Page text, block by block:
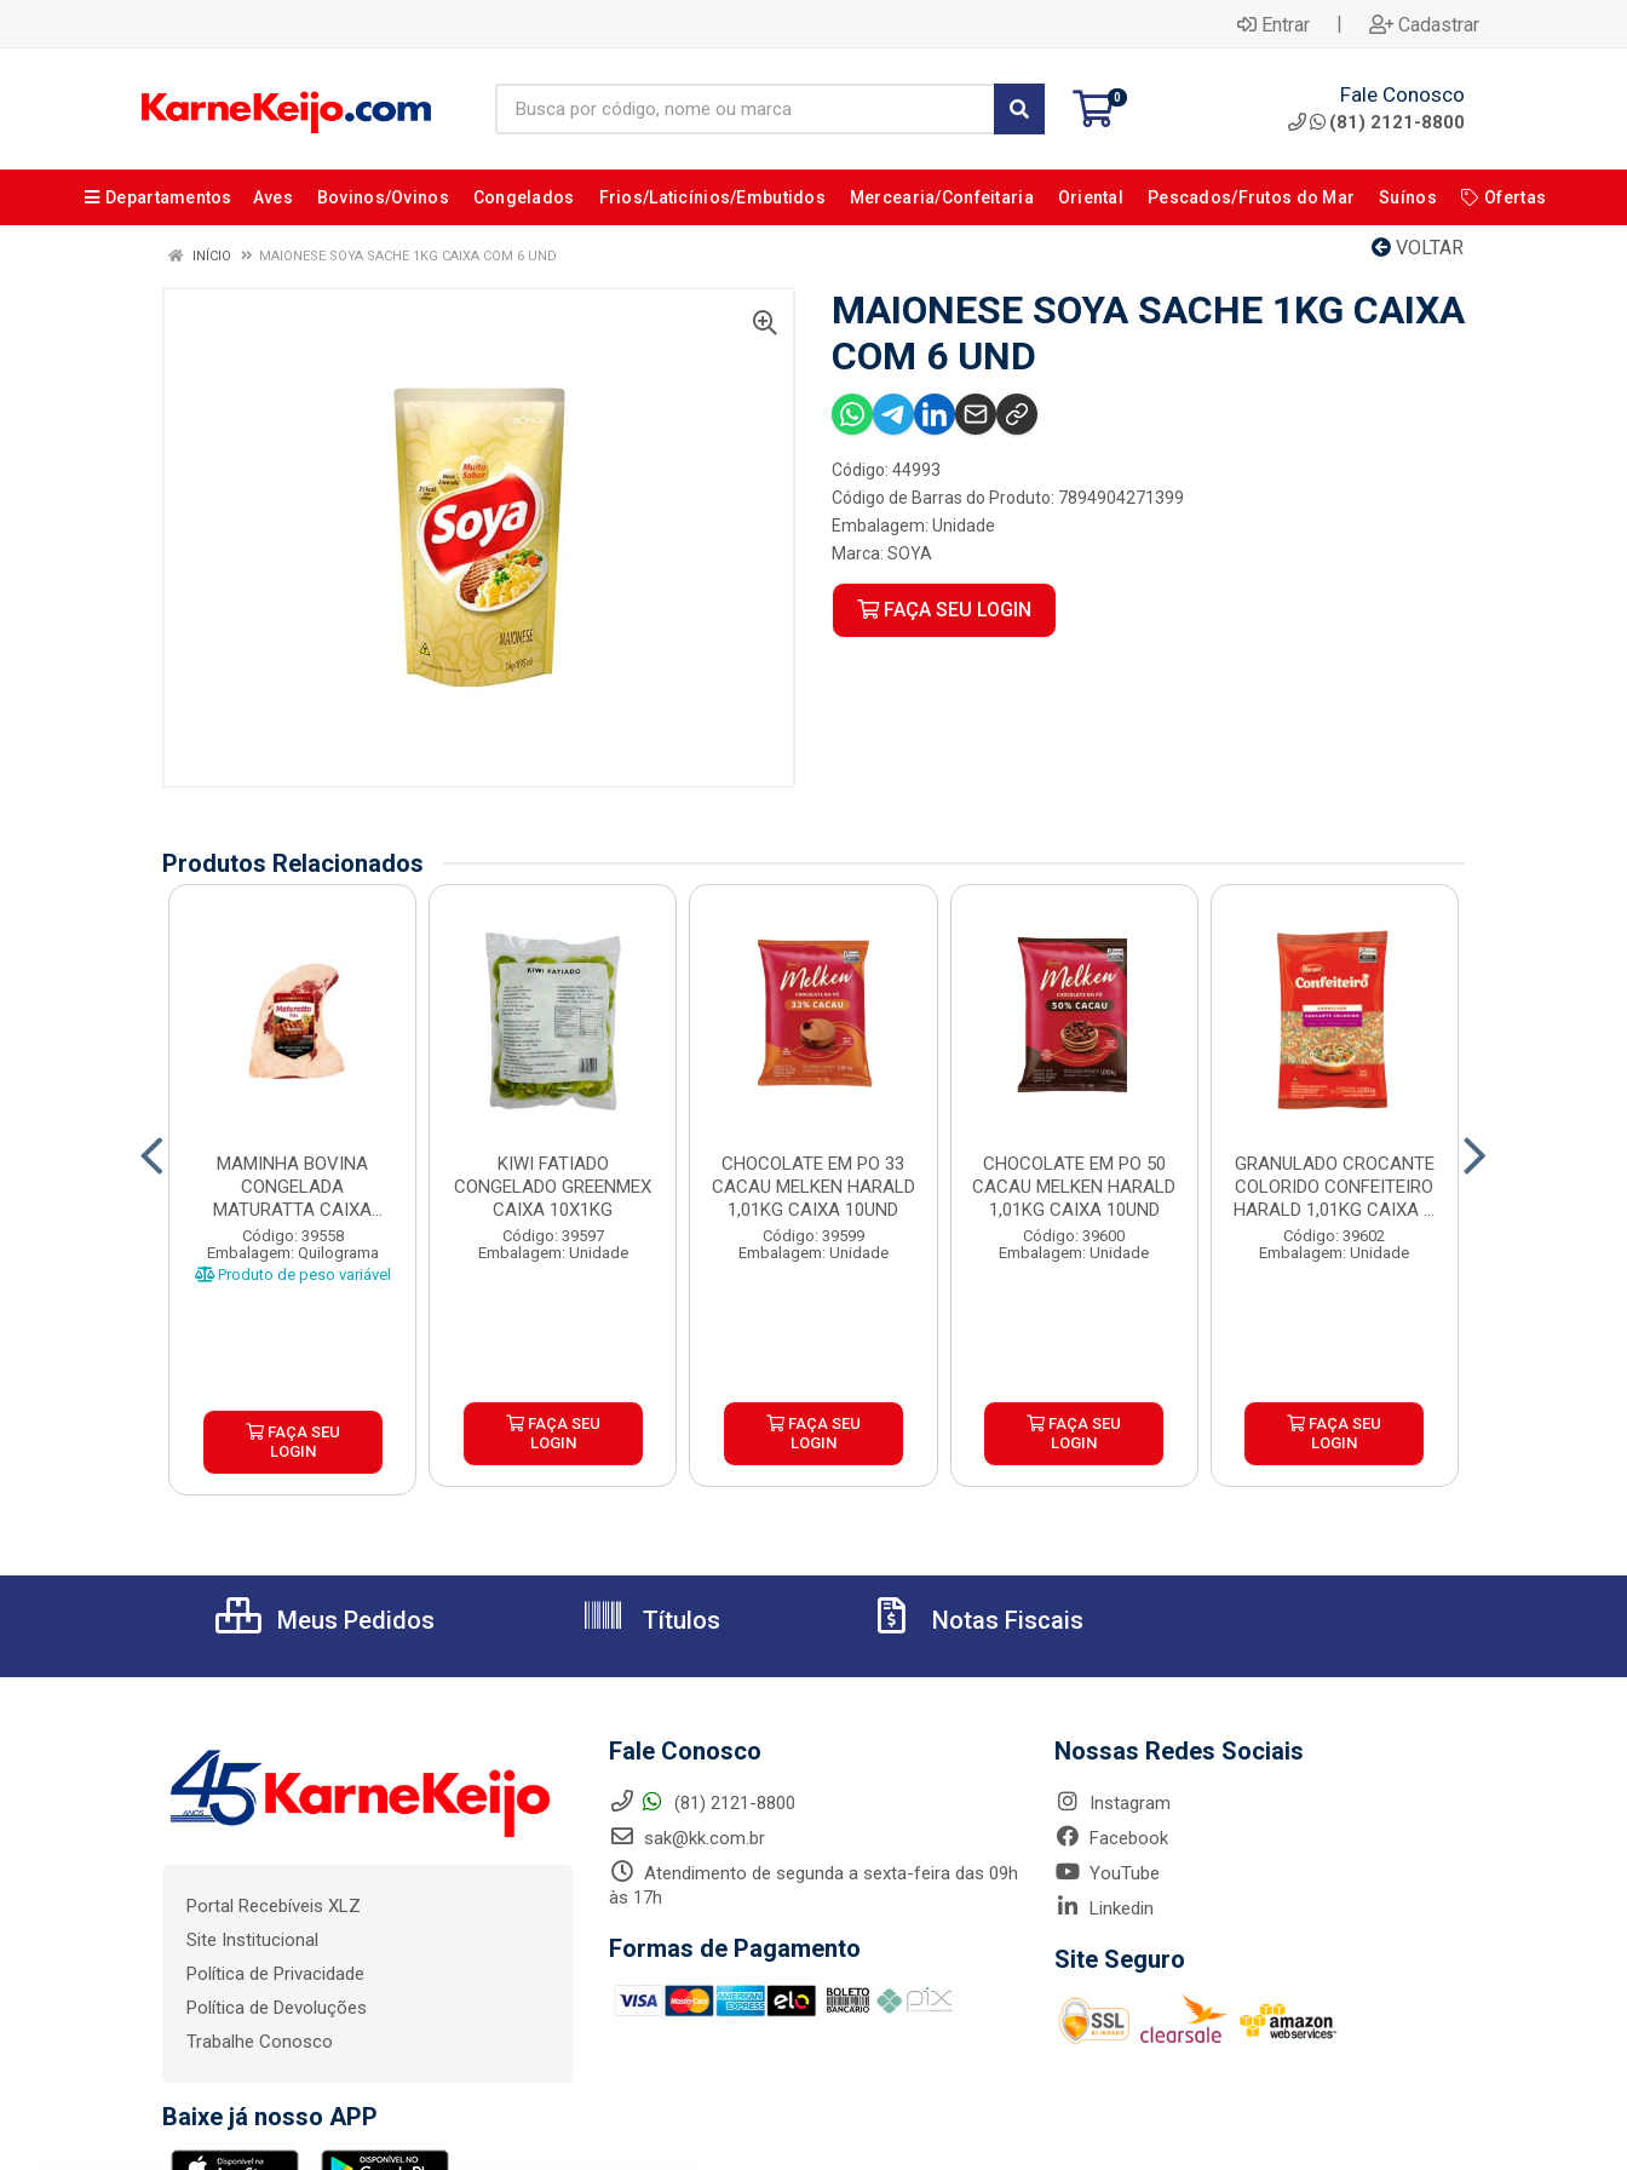
Entrar | Cadastrar
0 Fale Conosco
(81) 2121-8800
Departamentos Aves Bovinos/Ovinos Congelados Frios/Laticínios/Embutidos Mercearia/Confeitaria Oriental Pescados/Frutos do Mar Suínos Ofertas
VOLTAR
INÍCIO MAIONESE SOYA SACHE 1KG CAIXA COM 6 UND
MAIONESE SOYA SACHE 1KG CAIXA
COM 6 UND
Código: 44993
Código de Barras do Produto: 7894904271399
Embalagem: Unidade
Marca: SOYA
FAÇA SEU LOGIN
Produtos Relacionados
MAMINHA BOVINA
CONGELADA
MATURATTA CAIXA
±15KG
Código: 39558
Embalagem: Quilograma
Produto de peso variável
FAÇA SEU
LOGIN
KIWI FATIADO
CONGELADO GREENMEX
CAIXA 10X1KG
Código: 39597
Embalagem: Unidade
FAÇA SEU
LOGIN
CHOCOLATE EM PO 33
CACAU MELKEN HARALD
1,01KG CAIXA 10UND
Código: 39599
Embalagem: Unidade
FAÇA SEU
LOGIN
CHOCOLATE EM PO 50
CACAU MELKEN HARALD
1,01KG CAIXA 10UND
Código: 39600
Embalagem: Unidade
FAÇA SEU
LOGIN
GRANULADO CROCANTE
COLORIDO CONFEITEIRO
HARALD 1,01KG CAIXA ...
Código: 39602
Embalagem: Unidade
FAÇA SEU
LOGIN
Meus Pedidos Títulos Notas Fiscais
Portal Recebíveis XLZ
Site Institucional
Política de Privacidade
Política de Devoluções
Trabalhe Conosco
Baixe já nosso APP
Fale Conosco
(81) 2121-8800
sak@kk.com.br
Atendimento de segunda a sexta-feira das 09h
às 17h
Formas de Pagamento
Nossas Redes Sociais
Instagram
Facebook
YouTube
Linkedin
Site Seguro